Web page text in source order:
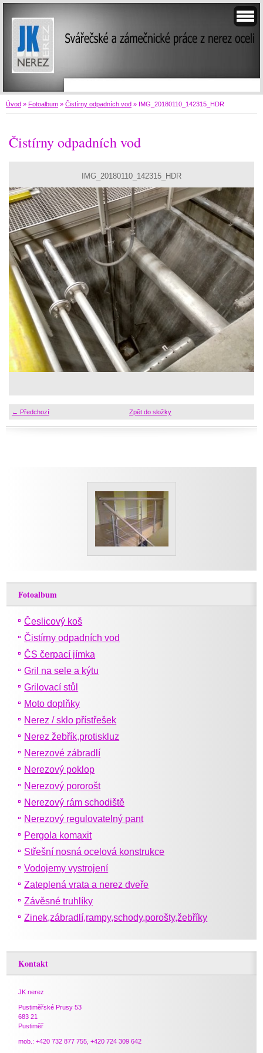
Úvod » Fotoalbum » Čistírny odpadních vod » IMG_20180110_142315_HDR
Čistírny odpadních vod
IMG_20180110_142315_HDR
← Předchozí Zpět do složky
Fotoalbum
Česlicový koš
Čistírny odpadních vod
ČS čerpací jímka
Gril na sele a kýtu
Grilovací stůl
Moto doplňky
Nerez / sklo přístřešek
Nerez žebřík,protiskluz
Nerezové zábradlí
Nerezový poklop
Nerezový pororošt
Nerezový rám schodiště
Nerezový regulovatelný pant
Pergola komaxit
Střešní nosná ocelová konstrukce
Vodojemy vystrojení
Zateplená vrata a nerez dveře
Závěsné truhlíky
Zinek,zábradlí,rampy,schody,porošty,žebříky
Kontakt
JK nerez
Pustiměřské Prusy 53
683 21
Pustiměř
mob.: +420 732 877 755, +420 724 309 642